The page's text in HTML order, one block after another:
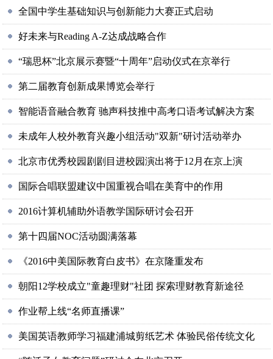
全国中学生基础知识与创新能力大赛正式启动
好未来与Reading A-Z达成战略合作
“瑞思杯”北京展示赛暨“十周年”启动仪式在京举行
第二届教育创新成果博览会举行
智能语音融合教育 驰声科技推中高考口语考试解决方案
未成年人校外教育兴趣小组活动"双新"研讨活动举办
北京市优秀校园剧剧目进校园演出将于12月在京上演
国际合唱联盟建议中国重视合唱在美育中的作用
2016计算机辅助外语教学国际研讨会召开
第十四届NOC活动圆满落幕
《2016中美国际教育白皮书》在京隆重发布
朝阳12学校成立"童趣理财"社团 探索理财教育新途径
作业帮上线“名师直播课”
美国英语教师学习福建浦城剪纸艺术 体验民俗传统文化